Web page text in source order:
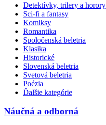
Detektívky, trilery a horory
Sci-fi a fantasy
Komiksy
Romantika
Spoločenská beletria
Klasika
Historické
Slovenská beletria
Svetová beletria
Poézia
Ďalšie kategórie
Náučná a odborná